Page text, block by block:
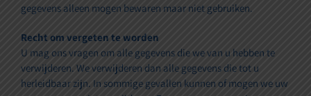
gegevens alleen mogen bewaren maar niet gebruiken.
Recht om vergeten te worden
U mag ons vragen om alle gegevens die we van u hebben te
verwijderen. We verwijderen dan alle gegevens die tot u
herleidbaar zijn. In sommige gevallen kunnen of mogen we uw